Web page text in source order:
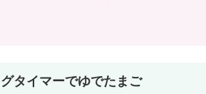
タイマーでゆでたまご